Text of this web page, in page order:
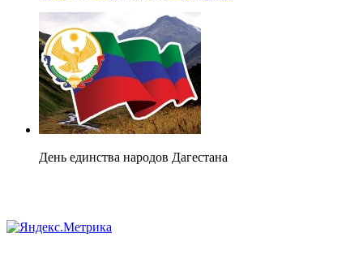
День единства народов Дагестана